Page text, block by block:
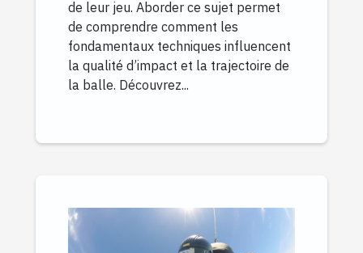
de leur jeu. Aborder ce sujet permet
de comprendre comment les
fondamentaux techniques influencent
la qualité d’impact et la trajectoire de
la balle. Découvrez...